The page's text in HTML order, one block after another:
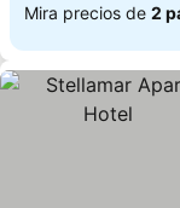
Mira precios de 2